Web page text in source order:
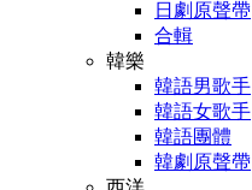
日劇原聲帶
合輯
韓樂
韓語男歌手
韓語女歌手
韓語團體
韓劇原聲帶